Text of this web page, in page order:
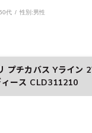
プチカバス Yライン
ース CLD311210
代 性別:男性